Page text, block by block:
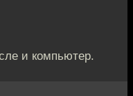
и компьютер.